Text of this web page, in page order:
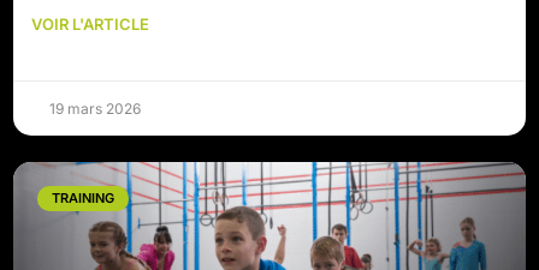
VOIR L'ARTICLE
19 mars 2026
TRAINING